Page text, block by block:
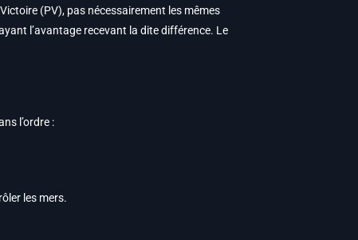
(PV), pas nécessairement les mêmes
l’avantage recevant la dite différence. Le
l’ordre :
les mers.